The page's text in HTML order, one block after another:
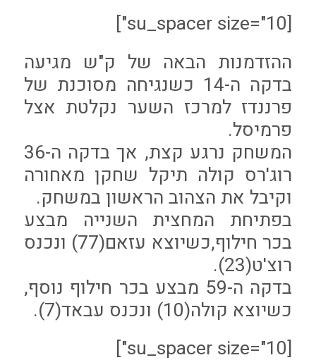
[su_spacer size="10"]
ההזדמנות הבאה של ק"ש מגיעה
בדקה ה-14 כשנגיחה מסוכנת של
פרננדז למרכז השער נקלטת אצל
פרמיסל.
המשחק נרגע קצת, אך בדקה ה-36
רוג'רס קולה תיקל שחקן מאחורה
וקיבל את הצהוב הראשון במשחק.
בפתיחת המחצית השנייה מבצע
בכר חילוף,כשיוצא עזאם(77) ונכנס
רוצ'ט(23).
בדקה ה-59 מבצע בכר חילוף נוסף,
כשיוצא קולה(10) ונכנס עבאד(7).
[su_spacer size="10"]